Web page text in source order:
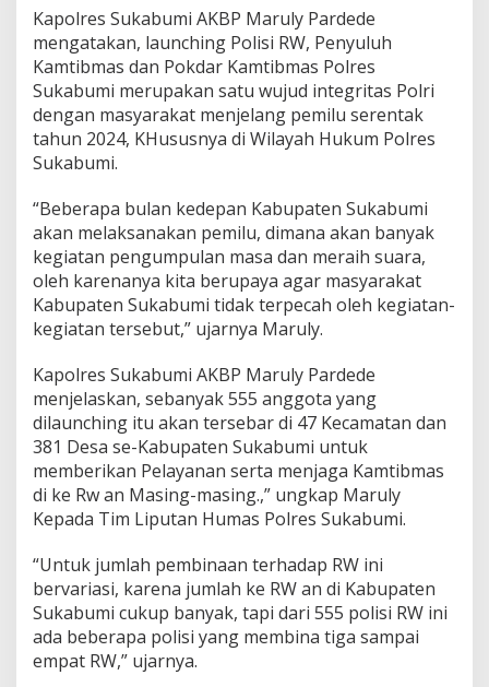
r
d
i
S
e
l
r
W
i
a
y
a
h
Kapolres Sukabumi AKBP Maruly Pardede
mengatakan, launching Polisi RW, Penyuluh
Kamtibmas dan Pokdar Kamtibmas Polres
Sukabumi merupakan satu wujud integritas Polri
dengan masyarakat menjelang pemilu serentak
tahun 2024, KHususnya di Wilayah Hukum Polres
Sukabumi.
“Beberapa bulan kedepan Kabupaten Sukabumi
akan melaksanakan pemilu, dimana akan banyak
kegiatan pengumpulan masa dan meraih suara,
oleh karenanya kita berupaya agar masyarakat
Kabupaten Sukabumi tidak terpecah oleh kegiatan-
kegiatan tersebut,” ujarnya Maruly.
Kapolres Sukabumi AKBP Maruly Pardede
menjelaskan, sebanyak 555 anggota yang
dilaunching itu akan tersebar di 47 Kecamatan dan
381 Desa se-Kabupaten Sukabumi untuk
memberikan Pelayanan serta menjaga Kamtibmas
di ke Rw an Masing-masing.,” ungkap Maruly
Kepada Tim Liputan Humas Polres Sukabumi.
“Untuk jumlah pembinaan terhadap RW ini
bervariasi, karena jumlah ke RW an di Kabupaten
Sukabumi cukup banyak, tapi dari 555 polisi RW ini
ada beberapa polisi yang membina tiga sampai
empat RW,” ujarnya.